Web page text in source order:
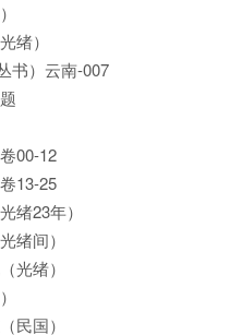
）
书）云南-007
00-12
13-25
23年）
间）
绪）
国）